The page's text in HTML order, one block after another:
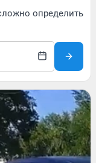
определить